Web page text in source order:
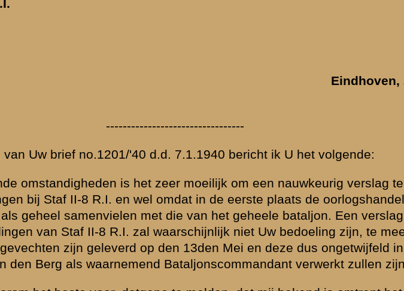
het geheele bataljon. Een verslag te geven van
niet Uw bedoeling zijn, te meer daar door Staf
Mei en deze dus ongetwijfeld in het verslag van
de stellingen te hebben bezet, vielen er dezen
vijandelijke vliegtuigen door de
beide zijden, weinig bijzonderheden te melden.
echter heviger, hoewel toen nog van licht kaliber.
was geworden.
door, dat kleine vijandelijke groepjes
hoewel gering in aantal, taai volhielden. Intusschen